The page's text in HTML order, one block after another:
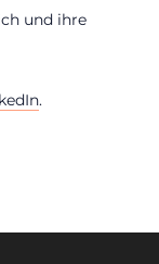
und ihre
.